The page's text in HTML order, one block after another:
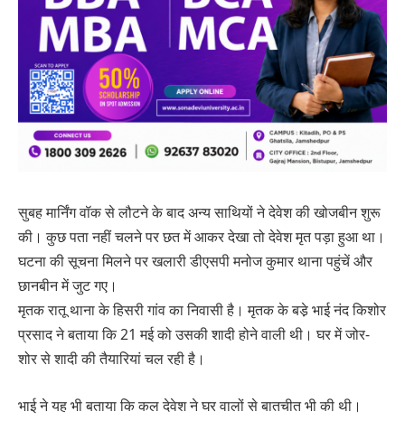
सुबह मार्निंग वॉक से लौटने के बाद अन्य साथियों ने देवेश की खोजबीन शुरू
की। कुछ पता नहीं चलने पर छत में आकर देखा तो देवेश मृत पड़ा हुआ था।
घटना की सूचना मिलने पर खलारी डीएसपी मनोज कुमार थाना पहुंचें और
छानबीन में जुट गए।
मृतक रातू थाना के हिसरी गांव का निवासी है। मृतक के बडे़ भाई नंद किशोर
प्रसाद ने बताया कि 21 मई को उसकी शादी होने वाली थी। घर में जोर-
शोर से शादी की तैयारियां चल रही है।
भाई ने यह भी बताया कि कल देवेश ने घर वालों से बातचीत भी की थी।